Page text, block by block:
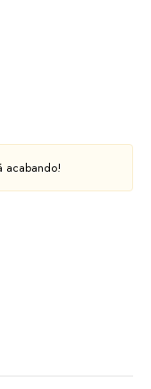
acabando!